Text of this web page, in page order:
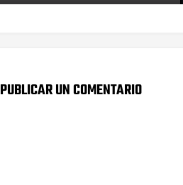
PUBLICAR UN COMENTARIO